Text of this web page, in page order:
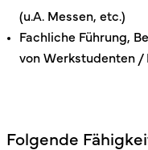
(u.A. Messen, etc.)
Fachliche Führung,
von Werkstudenten /
Folgende